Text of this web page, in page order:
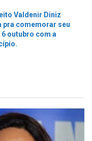
Valdenir Diniz
pra comemorar seu
outubro com a